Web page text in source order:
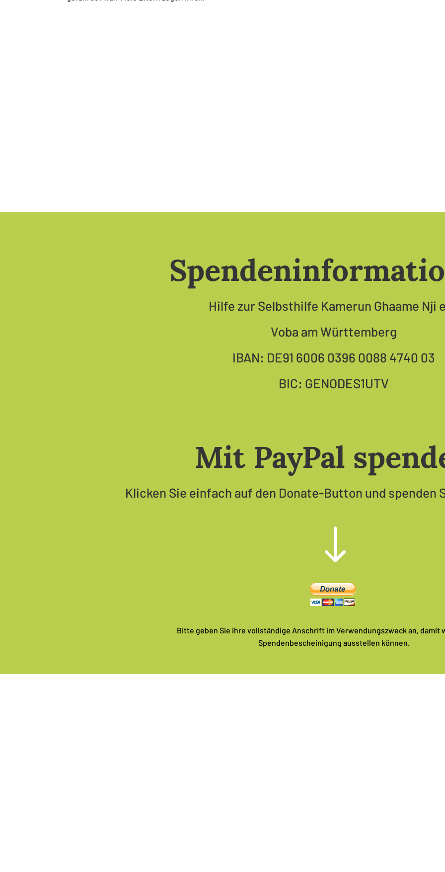
Hilfe zur Selbsthilfe Kamerun Ghaame Nji
Voba am Württemberg
IBAN: DE91 6006 0396 0088 4740 03
BIC: GENODES1UTV
Mit PayPal
Klicken Sie einfach auf den Donate-Button und spenden
"
Bitte geben Sie ihre vollständige Anschrift im Verwendungszweck an, damit
Spendenbescheinigung ausstellen können.